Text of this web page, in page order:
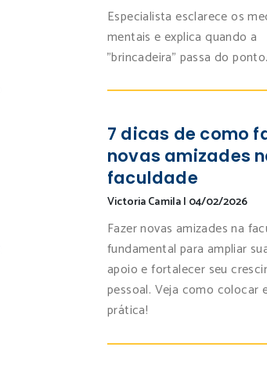
Especialista esclarece os
mentais e explica quando a
"brincadeira” passa do ponto.
7 dicas de como
novas amizades
faculdade
Victoria Camila| 04/02/2026
Fazer novas amizades na
fundamental para ampliar
apoio e fortalecer seu
pessoal. Veja como colocar
prática!